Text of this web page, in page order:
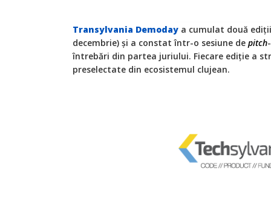
Transylvania Demoday a cumulat două
decembrie) și a constat într-o sesiune de pitch
întrebări din partea juriului. Fiecare ediție a
preselectate din ecosistemul clujean.